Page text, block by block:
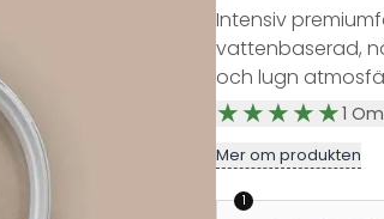
Intensiv
vattenbaserad,
och lugn
1
Mer om produkten
1